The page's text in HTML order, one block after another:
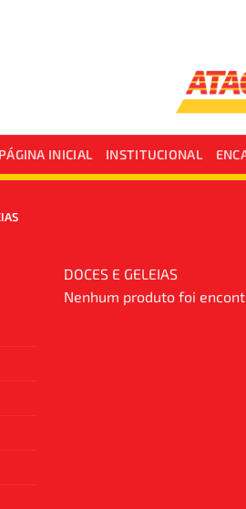
PÁGINA INICIAL INSTITUCIONAL
DOCES E GELEIAS
Nenhum produto foi